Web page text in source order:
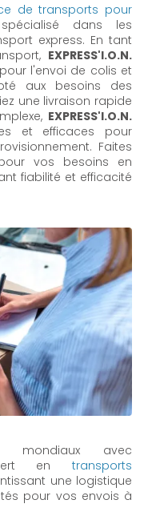
de transports pour
dans les
express. En tant
EXPRESS'I.O.N.
l'envoi de colis et
aux besoins des
une livraison rapide
EXPRESS'I.O.N.
et efficaces pour
Faites
vos besoins en
fiabilité et efficacité
mondiaux avec
en transports
une logistique
pour vos envois à